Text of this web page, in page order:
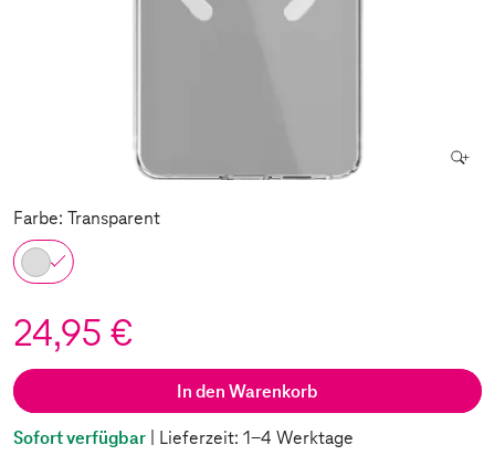
Farbe: Transparent
24,95 €
In den Warenkorb
Sofort verfügbar | Lieferzeit: 1-4 Werktage